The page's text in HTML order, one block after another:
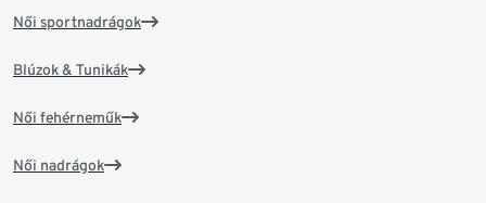
Női sportnadrágok
Blúzok & Tunikák
Női fehérneműk
Női nadrágok